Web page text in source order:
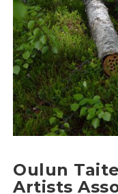
Oulun
Artists